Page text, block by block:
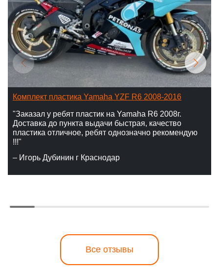
Комплект пластика Yamaha YZF R6 2008-2016
"Заказал у ребят пластик на Yamaha R6 2008г.
Доставка до пункта выдачи быстрая, качество
пластика отличное, ребят однозначно рекомендую
!!!"
– Игорь Дубинин г Краснодар
Все отзывы